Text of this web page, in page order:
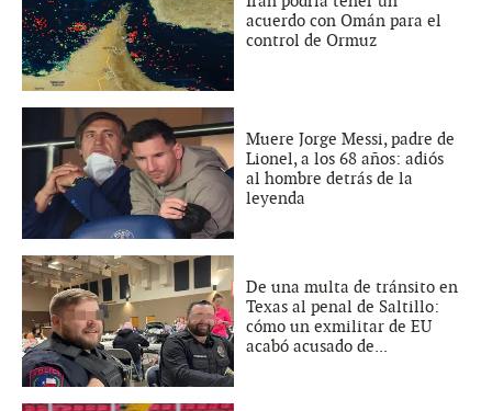
acuerdo con Omán para el
control de Ormuz
Muere Jorge Messi, padre de
Lionel, a los 68 años: adiós
al hombre detrás de la
leyenda
De una multa de tránsito en
Texas al penal de Saltillo:
cómo un exmilitar de EU
acabó acusado de...